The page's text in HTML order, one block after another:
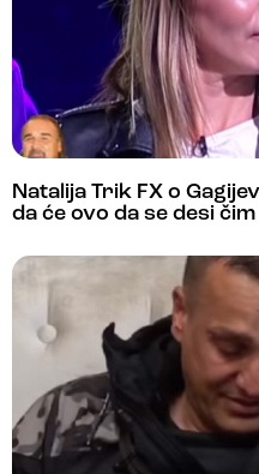
Natalija Trik FX o
da će ovo da se desi